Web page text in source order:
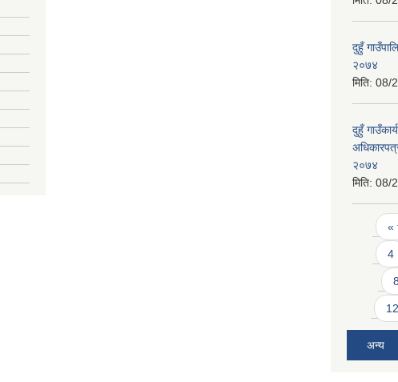
दुहुँ
२०७४
मिति: 08/
दुहुँ
२०७४
मिति: 08/
«
4
8
12
अन्य